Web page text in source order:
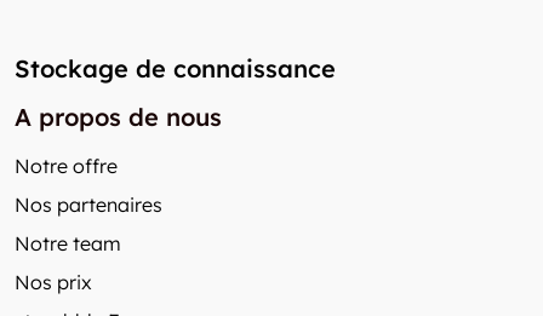
Stockage de connaissance
A propos de nous
Notre offre
Nos partenaires
Notre team
Nos prix